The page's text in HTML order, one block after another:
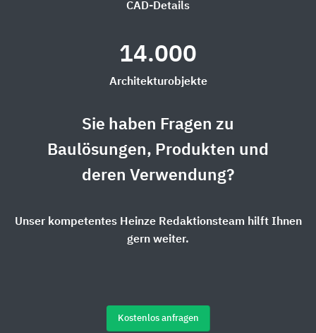
CAD-Details
14.000
Architekturobjekte
Sie haben Fragen zu
Baulösungen, Produkten und
deren Verwendung?
Unser kompetentes Heinze Redaktionsteam hilft Ihnen
gern weiter.
Kostenlos anfragen